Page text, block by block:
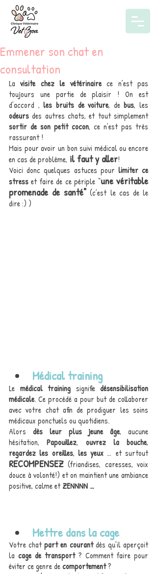
Emmener son chat en
consultation
La visite chez le vétérinaire ce n’est pas
toujours une partie de plaisir ! On est
d’accord , les bruits de voiture, de bus
odeurs
des autres chats, et tout simplement
sortir de son petit cocon, ce n’est pas très
rassurant !
Mais pour avoir un bon suivi médical ou encore
en cas de problème, il faut y aller!
Voici donc quelques astuces pour limiter ce
stress et faire de ce périple “une véritable
promenade de santé" (c’est le cas de le
dire :) )
Médical training
Le médical training signifie désensibilisation
médicale. Ce procédé a pour but de collaborer
avec votre chat afin de prodiguer les soins
médicaux ponctuels ou quotidiens.
Alors dès leur plus jeune âge, aucune
hésitation, Papouillez, ouvrez la bouche
regardez les oreilles, les yeux … et surtout
RECOMPENSEZ (friandises, caresses, voix
douce à volonté!) et on maintient une ambiance
positive, calme et ZENNNN …
Mettre dans la cage
Votre chat part en courant dès qu’il aperçoit
la cage de transport ? Comment faire pour
éviter ce genre de comportement ?